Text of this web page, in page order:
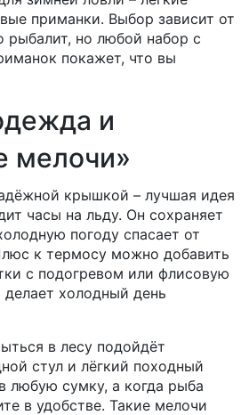
приманки. Выбор зависит от
рыбалит, но любой набор с
покажет, что вы
и
мелочи»
крышкой – лучшая идея
часы на льду. Он сохраняет
погоду спасает от
к термосу можно добавить
с подогревом или флисовую
делает холодный день
в лесу подойдёт
стул и лёгкий походный
любую сумку, а когда рыба
в удобстве. Такие мелочи